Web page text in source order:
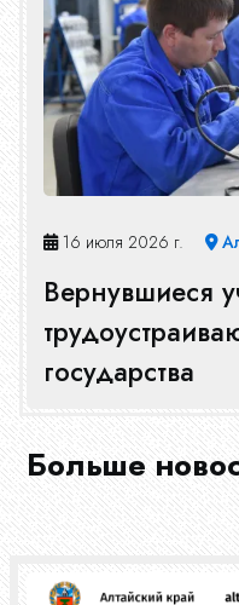
16 июля 2026 г.
Вернувшиеся
государства
Больше